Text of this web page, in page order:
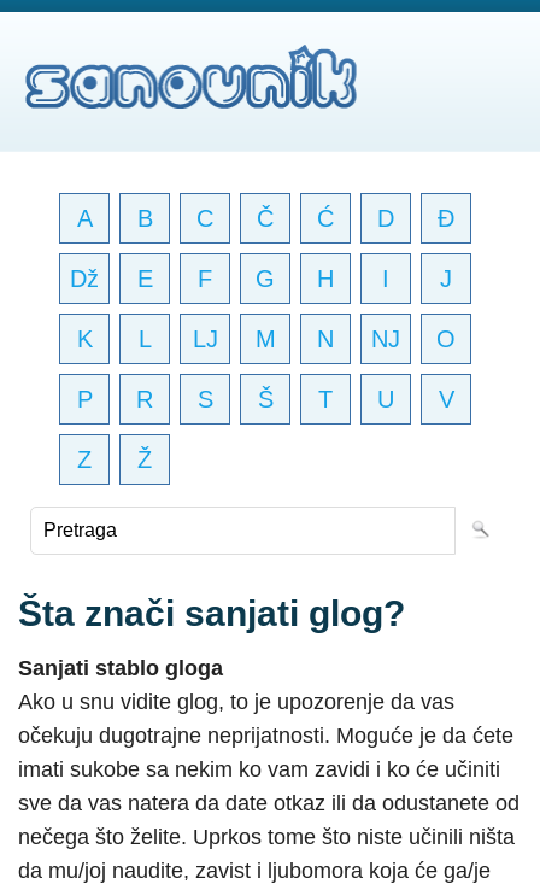
A B C Č Ć D Đ
Dž E F G H I J
K L LJ M N NJ O
P R S Š T U V
Z Ž
Šta znači sanjati glog?
Sanjati stablo gloga
Ako u snu vidite glog, to je upozorenje da vas
očekuju dugotrajne neprijatnosti. Moguće je da ćete
imati sukobe sa nekim ko vam zavidi i ko će učiniti
sve da vas natera da date otkaz ili da odustanete od
nečega što želite. Uprkos tome što niste učinili ništa
da mu/joj naudite, zavist i ljubomora koja će ga/je